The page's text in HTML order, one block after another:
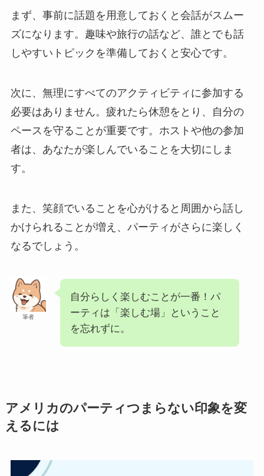
まず、事前に話題を用意しておくと会話がスムー
ズになります。趣味や旅行の話など、誰とでも話
しやすいトピックを準備しておくと安心です。
次に、無理にすべてのアクティビティに参加する
必要はありません。疲れたら休憩をとり、自分の
ペースを守ることが重要です。ホストや他の参加
者は、あなたが楽しんでいることを大切にしま
す。
また、笑顔でいることを心がけると周囲から話し
かけられることが増え、パーティがさらに楽しく
なるでしょう。
筆者
自分らしく楽しむことが一番！パ
ーティは「楽しむ場」ということ
を忘れずに。
アメリカのパーティつまらない印象を変
えるには